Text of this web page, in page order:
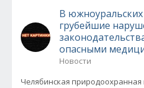
В
грубейшие
опасными
Новости
Челябинская